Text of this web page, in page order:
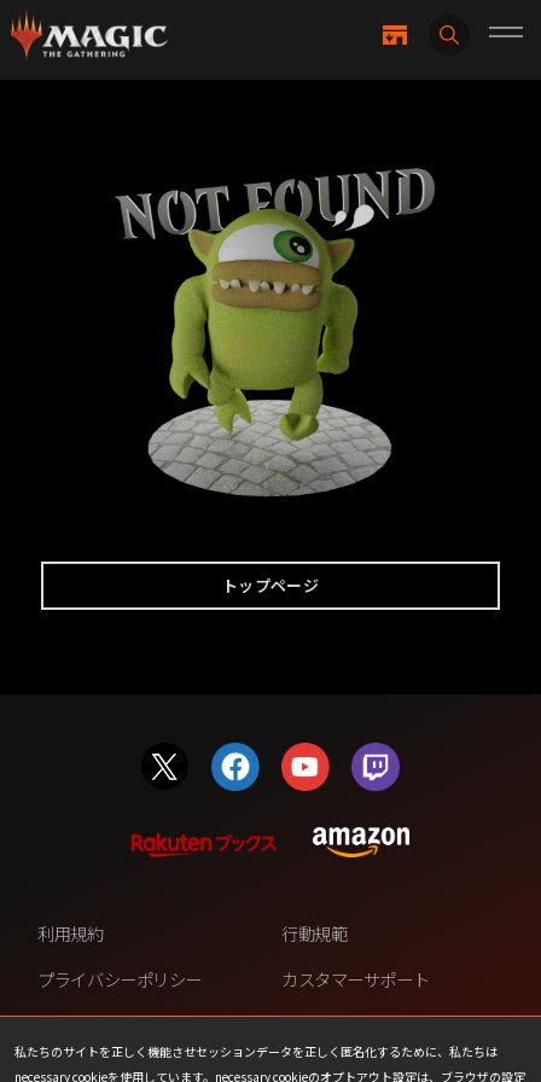
トップページ
私たちのサイトを正しく機能させセッションデータを正しく匿名化するために、私たちは
necessary cookieを使用しています。necessary cookieのオプトアウト設定は、ブラウザの設定
利用規約
行動規範
プライバシーポリシー
カスタマーサポート
ファンコンテンツ・ポリシー
個人情報の販売や共有を許可し
ない